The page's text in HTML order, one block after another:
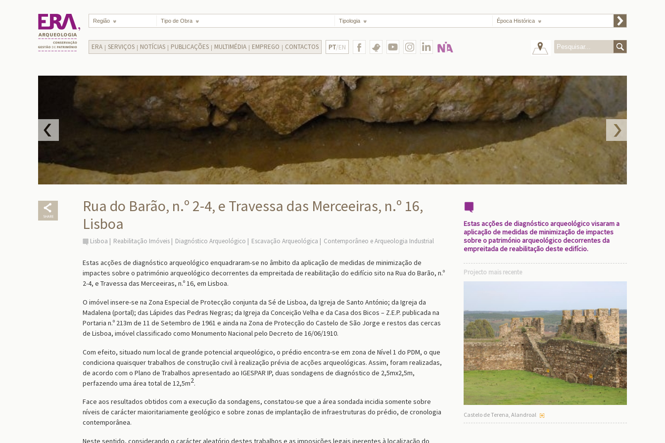
Região Tipo de Obra Tipologia Época Histórica
ERA SERVIÇOS NOTÍCIAS PUBLICAÇÕES MULTIMÉDIA EMPREGO CONTACTOS PT/EN
Rua do Barão, n.º 2-4, e Travessa das Merceeiras, n.º 16,
Lisboa
Lisboa Reabilitação Imóveis Diagnóstico Arqueológico Escavação Arqueológica Contemporâneo e Arqueologia Industrial
Estas acções de diagnóstico arqueológico enquadraram-se no âmbito da aplicação de medidas de minimização de
impactes sobre o património arqueológico decorrentes da empreitada de reabilitação do edifício sito na Rua do Barão, n.º
2-4, e Travessa das Merceeiras, n.º 16, em Lisboa.
O imóvelinsere-se na Zona Especial de Protecção conjunta da Sé de Lisboa, da Igreja de Santo António; da Igreja da
Madalena (portal); das Lápides das Pedras Negras; da Igreja da Conceição Velha e da Casa dos Bicos – Z.E.P. publicada na
Portaria n.º 213m de 11 de Setembro de 1961 e ainda na Zona de Protecção do Castelo de São Jorge e restos das cercas
de Lisboa, imóvel classificado como Monumento Nacional pelo Decreto de 16/06/1910.
Com efeito, situado num local de grande potencial arqueológico, o prédio encontra-se em zona de Nível 1 do PDM, o que
condiciona quaisquer trabalhos de construção civil à realização prévia de acções arqueológicas. Assim, foram realizadas,
de acordo com o Plano de Trabalhos apresentado ao IGESPAR IP, duas sondagens de diagnóstico de 2,5mx2,5m,
perfazendo uma área total de 12,5m2.
Face aos resultados obtidos com a execução da sondagens, constatou-se que a área sondada incidia somente sobre
níveis de carácter maioritariamente geológico e sobre zonas de implantação de infraestruturas do prédio, de cronologia
contemporânea.
Neste sentido, considerando o carácter aleatório destes trabalhos e as imposições legais inerentes à localização do
Estas acções de diagnóstico arqueológico visaram a
aplicação de medidas de minimização de impactes
sobre o património arqueológico decorrentes da
empreitada de reabilitação deste edifício.
Projecto mais recente
Castelo de Terena, Alandroal